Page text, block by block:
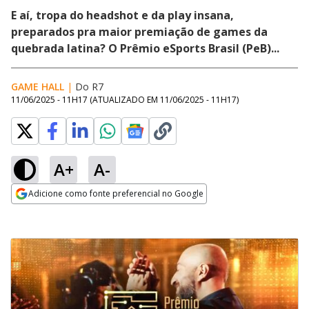
E aí, tropa do headshot e da play insana,
preparados pra maior premiação de games da
quebrada latina? O Prêmio eSports Brasil (PeB)...
GAME HALL | Do R7
11/06/2025 - 11H17 (ATUALIZADO EM 11/06/2025 - 11H17)
A+ A-
Adicione como fonte preferencial no Google